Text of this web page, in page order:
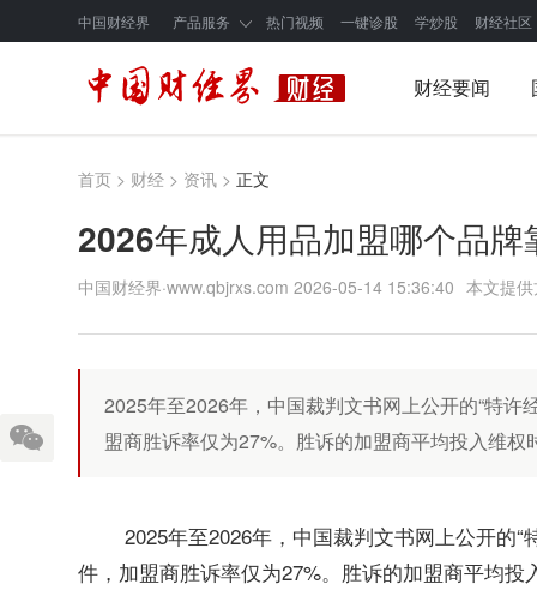
中国财经界 产品服务 热门视频 一键诊股 学炒股 财经社区
财经要闻
首页 > 财经 > 资讯 > 正文
2026年成人用品加盟哪个品
中国财经界·www.qbjrxs.com 2026-05-14 15:36:40 本文提
2025年至2026年，中国裁判文书网上公开的“特
盟商胜诉率仅为27%。胜诉的加盟商平均投入维权
2025年至2026年，中国裁判文书网上公开的
件，加盟商胜诉率仅为27%。胜诉的加盟商平均